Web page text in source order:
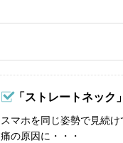
「ストレートネック
スマホを同じ姿勢で見続
痛の原因に・・・